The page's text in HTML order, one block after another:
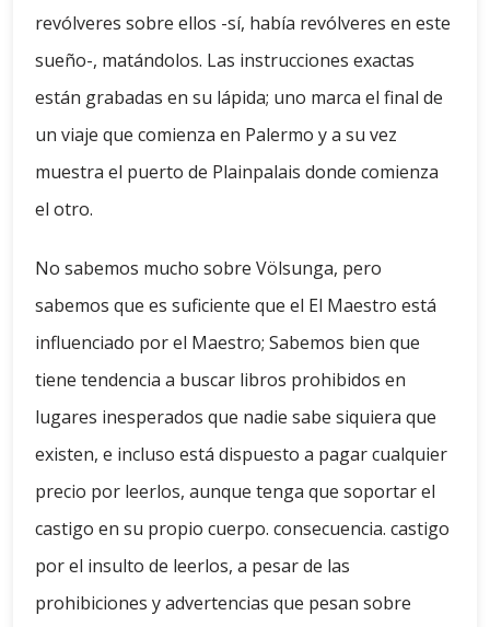
revólveres sobre ellos -sí, había revólveres en este
sueño-, matándolos. Las instrucciones exactas
están grabadas en su lápida; uno marca el final de
un viaje que comienza en Palermo y a su vez
muestra el puerto de Plainpalais donde comienza
el otro.
No sabemos mucho sobre Völsunga, pero
sabemos que es suficiente que el El Maestro está
influenciado por el Maestro; Sabemos bien que
tiene tendencia a buscar libros prohibidos en
lugares inesperados que nadie sabe siquiera que
existen, e incluso está dispuesto a pagar cualquier
precio por leerlos, aunque tenga que soportar el
castigo en su propio cuerpo. consecuencia. castigo
por el insulto de leerlos, a pesar de las
prohibiciones y advertencias que pesan sobre